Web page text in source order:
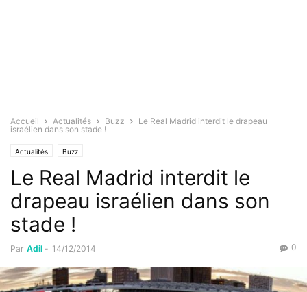
Accueil Actualités Buzz
Le Real Madrid interdit le drapeau
israélien dans son stade !
Actualités Buzz
Le Real Madrid interdit le
drapeau israélien dans son
stade !
Par Adil - 14/12/2014 0